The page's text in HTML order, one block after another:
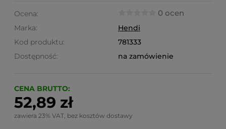
Ocena: 0 ocen
Marka:
Hendi
Kod produktu:
781333
Dostępność:
na zamówienie
CENA BRUTTO:
52,89 zł
zawiera 23% VAT, bez kosztów dostawy